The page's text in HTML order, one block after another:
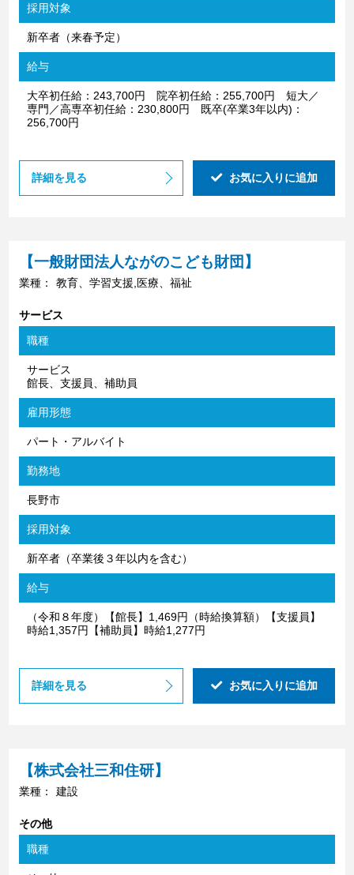
採用対象
新卒者（来春予定）
給与
大卒初任給：243,700円 院卒初任給：255,700円 短大／
専門／高専卒初任給：230,800円 既卒(卒業3年以内)：
256,700円
詳細を見る お気に入りに追加
【一般財団法人ながのこども財団】
業種： 教育、学習支援,医療、福祉
サービス
職種
サービス
館長、支援員、補助員
雇用形態
パート・アルバイト
勤務地
長野市
採用対象
新卒者（卒業後３年以内を含む）
給与
（令和８年度）【館長】1,469円（時給換算額）【支援員】
時給1,357円【補助員】時給1,277円
詳細を見る お気に入りに追加
【株式会社三和住研】
業種： 建設
その他
職種